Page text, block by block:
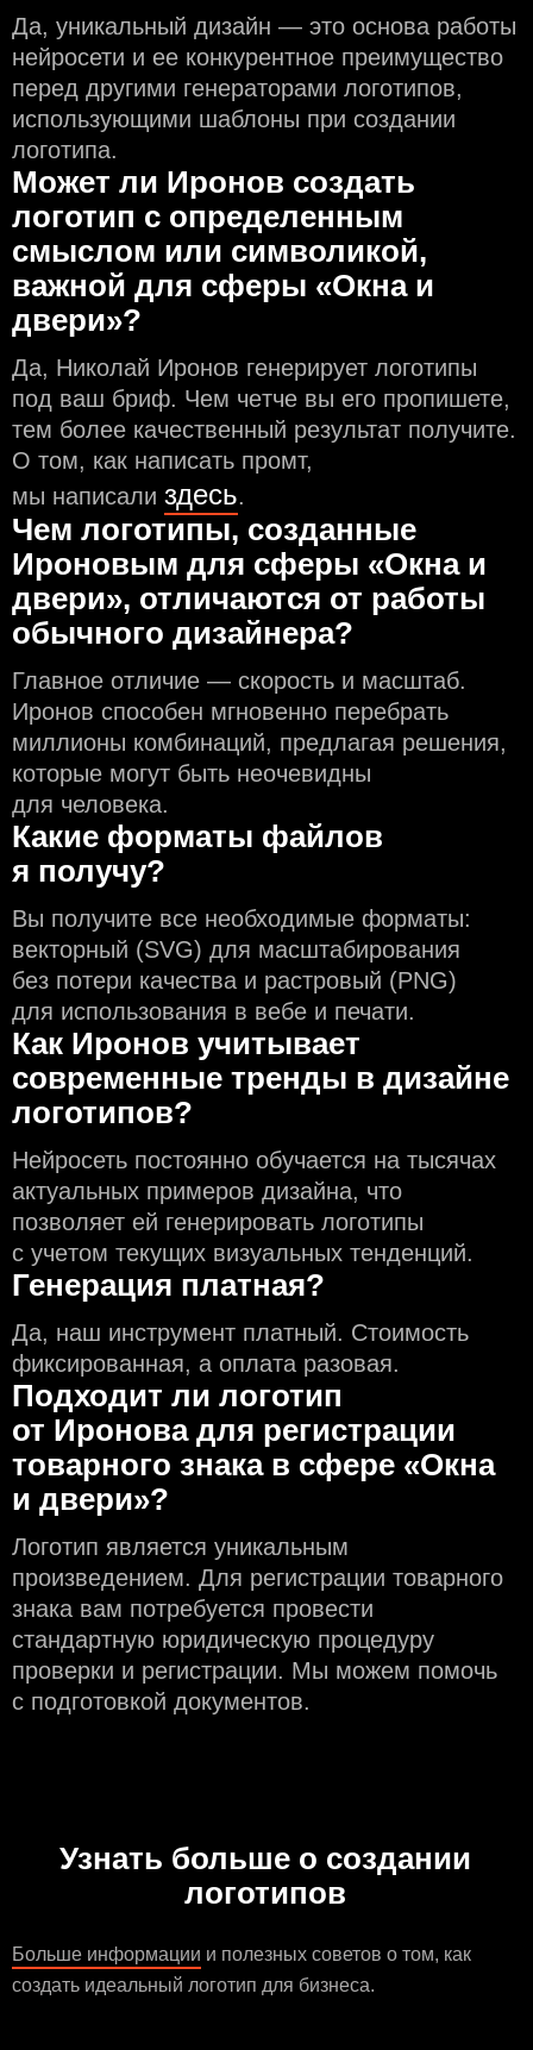
Да, уникальный дизайн — это основа работы
нейросети и еe конкурентное преимущество
перед другими генераторами логотипов,
использующими шаблоны при создании
логотипа.
Может ли Иронов создать
логотип с определeнным
смыслом или символикой,
важной для сферы «Окна и
двери»?
Да, Николай Иронов генерирует логотипы
под ваш бриф. Чем чeтче вы его пропишете,
тем более качественный результат получите.
О том, как написать промт,
мы написали здесь.
Чем логотипы, созданные
Ироновым для сферы «Окна и
двери», отличаются от работы
обычного дизайнера?
Главное отличие — скорость и масштаб.
Иронов способен мгновенно перебрать
миллионы комбинаций, предлагая решения,
которые могут быть неочевидны
для человека.
Какие форматы файлов
я получу?
Вы получите все необходимые форматы:
векторный (SVG) для масштабирования
без потери качества и растровый (PNG)
для использования в вебе и печати.
Как Иронов учитывает
современные тренды в дизайне
логотипов?
Нейросеть постоянно обучается на тысячах
актуальных примеров дизайна, что
позволяет ей генерировать логотипы
с учeтом текущих визуальных тенденций.
Генерация платная?
Да, наш инструмент платный. Стоимость
фиксированная, а оплата разовая.
Подходит ли логотип
от Иронова для регистрации
товарного знака в сфере «Окна
и двери»?
Логотип является уникальным
произведением. Для регистрации товарного
знака вам потребуется провести
стандартную юридическую процедуру
проверки и регистрации. Мы можем помочь
с подготовкой документов.
Узнать больше о создании
логотипов
Больше информации и полезных советов о том, как
создать идеальный логотип для бизнеса.